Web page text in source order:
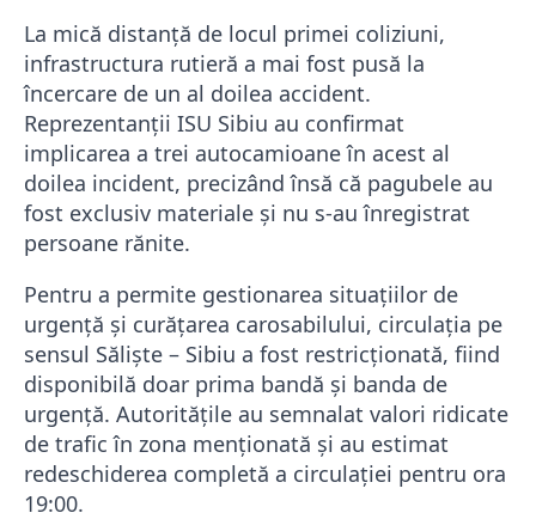
​La mică distanță de locul primei coliziuni,
infrastructura rutieră a mai fost pusă la
încercare de un al doilea accident.
Reprezentanții ISU Sibiu au confirmat
implicarea a trei autocamioane în acest al
doilea incident, precizând însă că pagubele au
fost exclusiv materiale și nu s-au înregistrat
persoane rănite.
​Pentru a permite gestionarea situațiilor de
urgență și curățarea carosabilului, circulația pe
sensul Săliște – Sibiu a fost restricționată, fiind
disponibilă doar prima bandă și banda de
urgență. Autoritățile au semnalat valori ridicate
de trafic în zona menționată și au estimat
redeschiderea completă a circulației pentru ora
19:00.